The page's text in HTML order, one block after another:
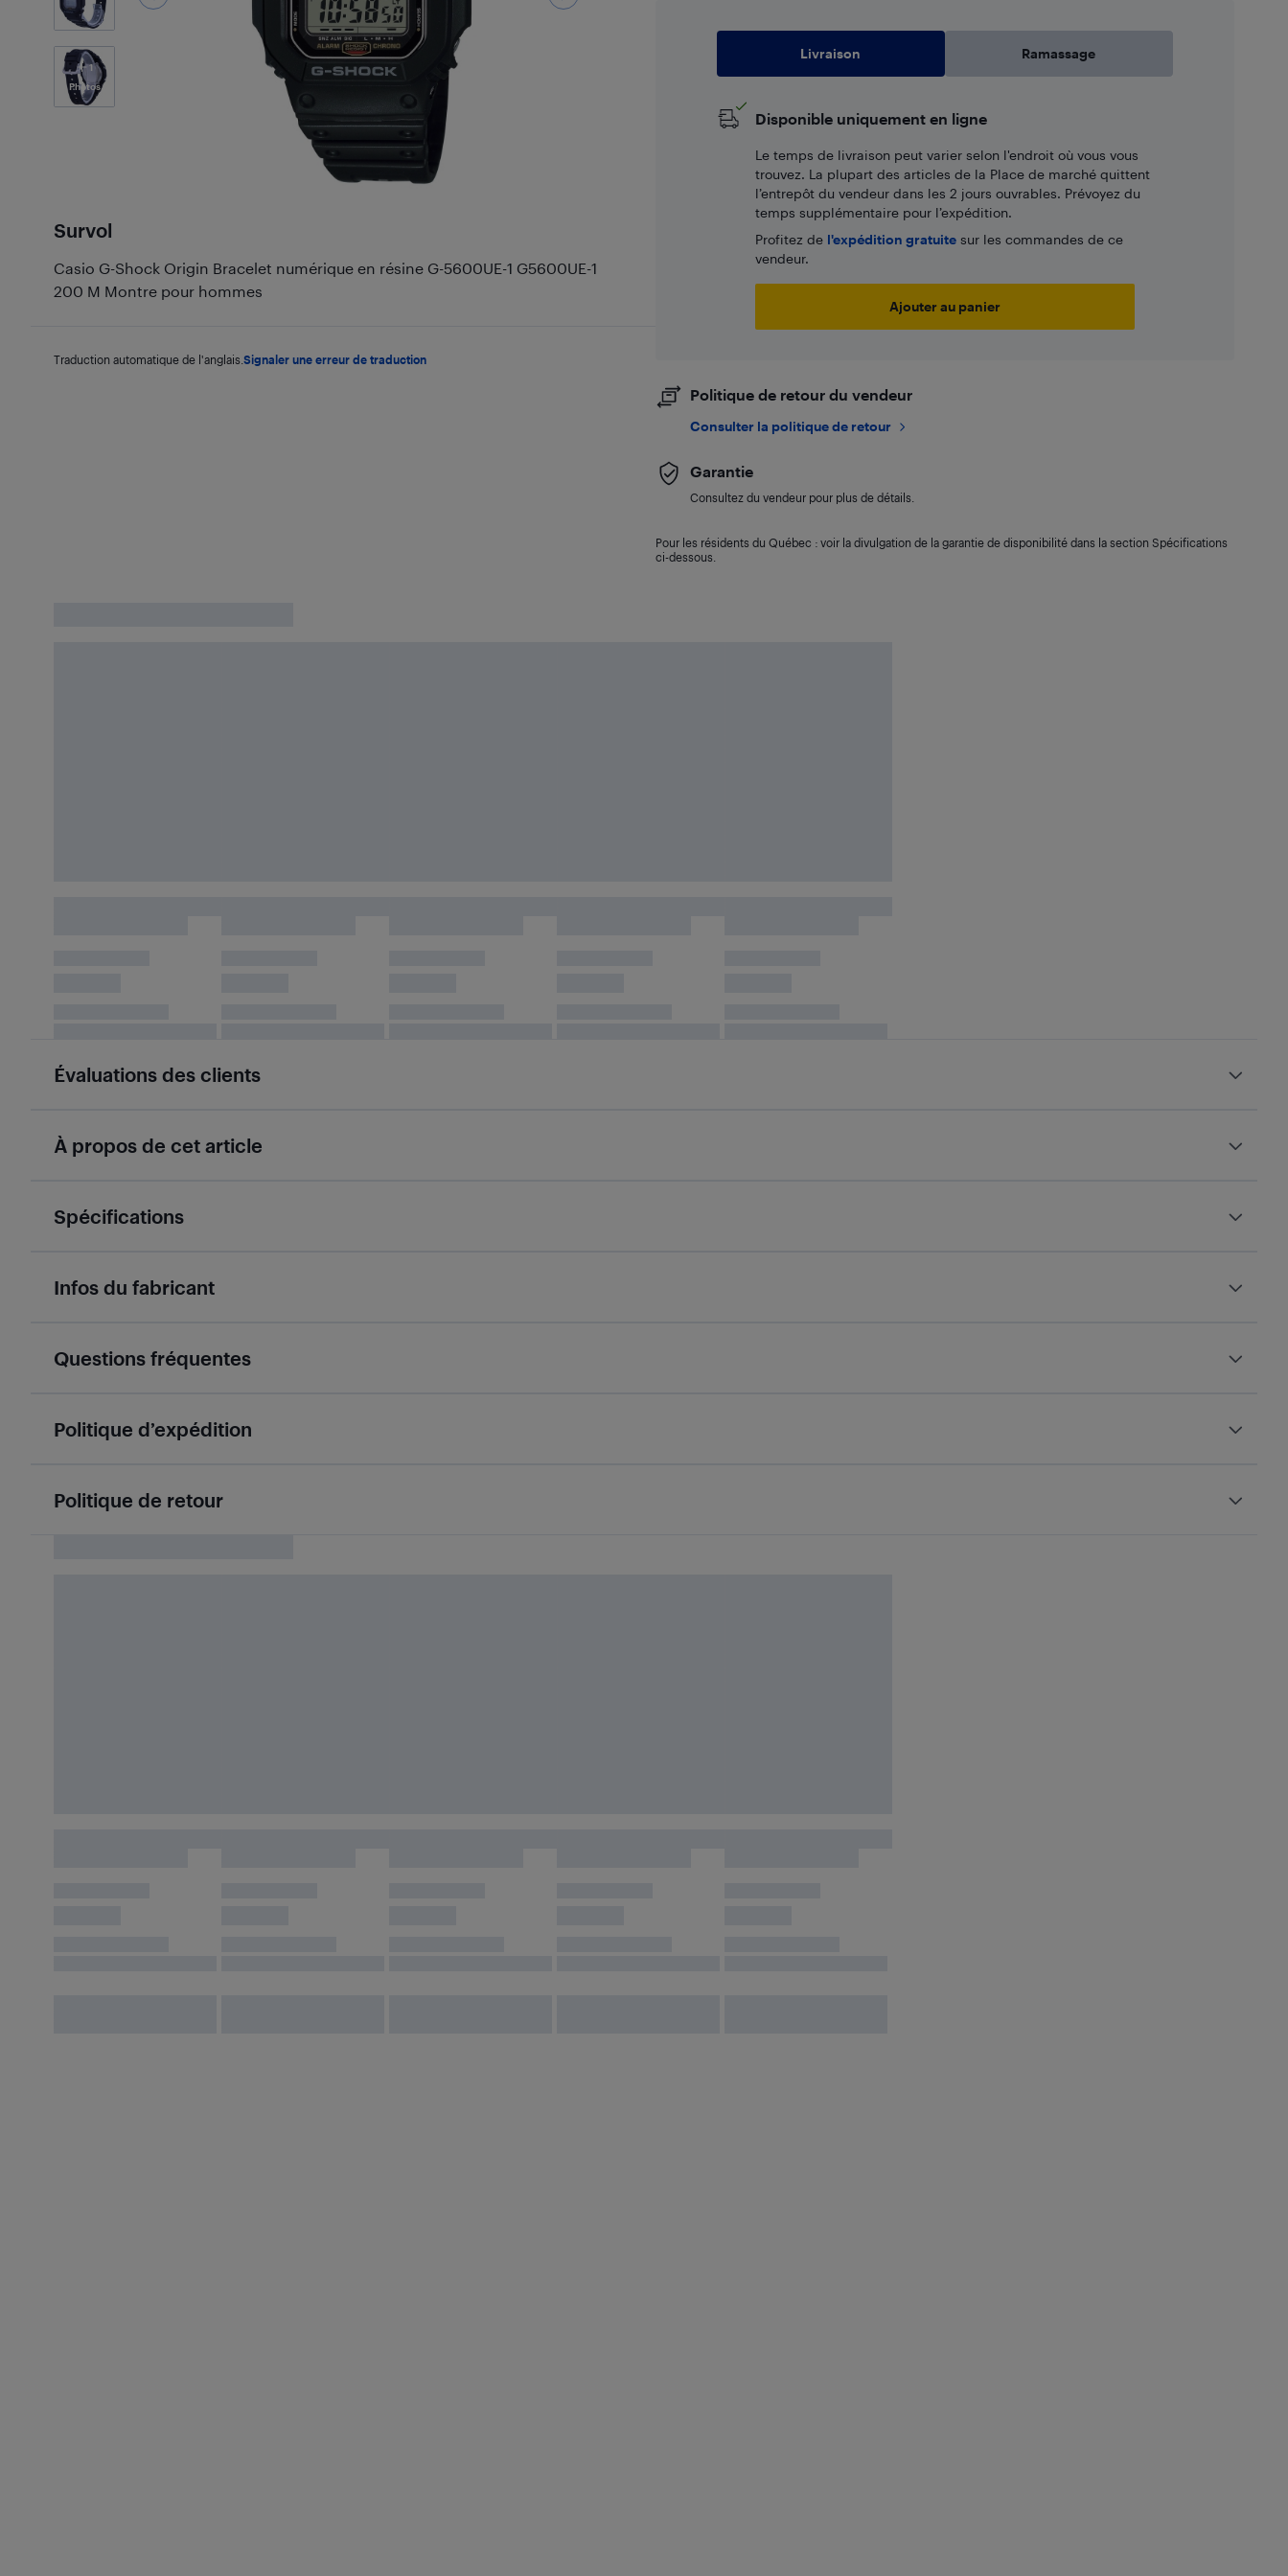
1
Photos
Survol
Casio G-Shock Origin Bracelet numérique en résine G-5600UE-1 G5600UE-1
200 M Montre pour hommes
Traduction automatique de l'anglais. Signaler une erreur de traduction
Livraison Ramassage
Disponible uniquement en ligne
Le temps de livraison peut varier selon l'endroit où vous vous
trouvez. La plupart des articles de la Place de marché quittent
l’entrepôt du vendeur dans les 2 jours ouvrables. Prévoyez du
temps supplémentaire pour l’expédition.
Profitez de l'expédition gratuitesur les commandes de ce
vendeur.
Ajouter au panier
Politique de retour du vendeur
Consulter la politique de retour
Garantie
Consultez du vendeur pour plus de détails.
Pour les résidents du Québec : voir la divulgation de la garantie de disponibilité dans la section Spécifications
ci-dessous.
Évaluations des clients
À propos de cet article
Spécifications
Infos du fabricant
Questions fréquentes
Politique d’expédition
Politique de retour